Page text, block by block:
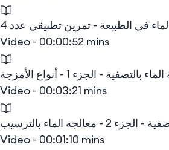
في الطبيعة - تمرين تطبيقي عدد 4
Video - 00:00:52 mins
- الجزء 1 - أنواع الأمزجة
Video - 00:03:21 mins
الماء بالترسيب
Video - 00:01:10 mins